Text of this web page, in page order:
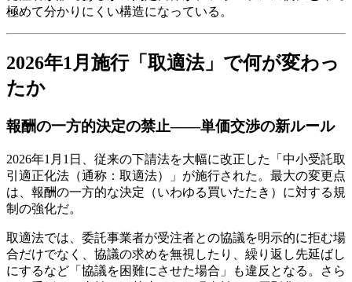
極めて分かりにくい構造になっている。
2026年1月施行「取適法」で何が変わっ
たか
報酬の一方的決定の禁止――単価交渉の新ルール
2026年1月1日、従来の下請法を大幅に改正した「中小受託取
引適正化法（通称：取適法）」が施行された。最大の変更点
は、報酬の一方的な決定（いわゆる買いたたき）に対する規
制の強化だ。
取適法では、委託事業者が受注者との協議を明示的に拒む場
合だけでなく、協議の求めを無視したり、繰り返し先延ばし
にするなど「協議を困難にさせた場合」も違反となる。さら